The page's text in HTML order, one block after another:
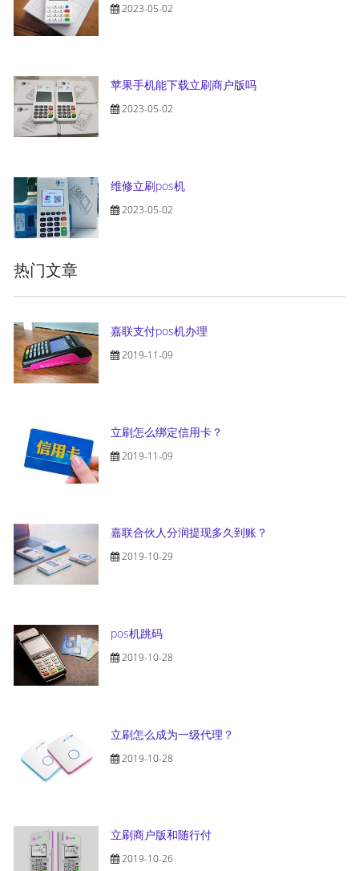
2023-05-02
苹果手机能下载立刷商户版吗
2023-05-02
维修立刷pos机
2023-05-02
热门文章
嘉联支付pos机办理
2019-11-09
立刷怎么绑定信用卡？
2019-11-09
嘉联合伙人分润提现多久到账？
2019-10-29
pos机跳码
2019-10-28
立刷怎么成为一级代理？
2019-10-28
立刷商户版和随行付
2019-10-26